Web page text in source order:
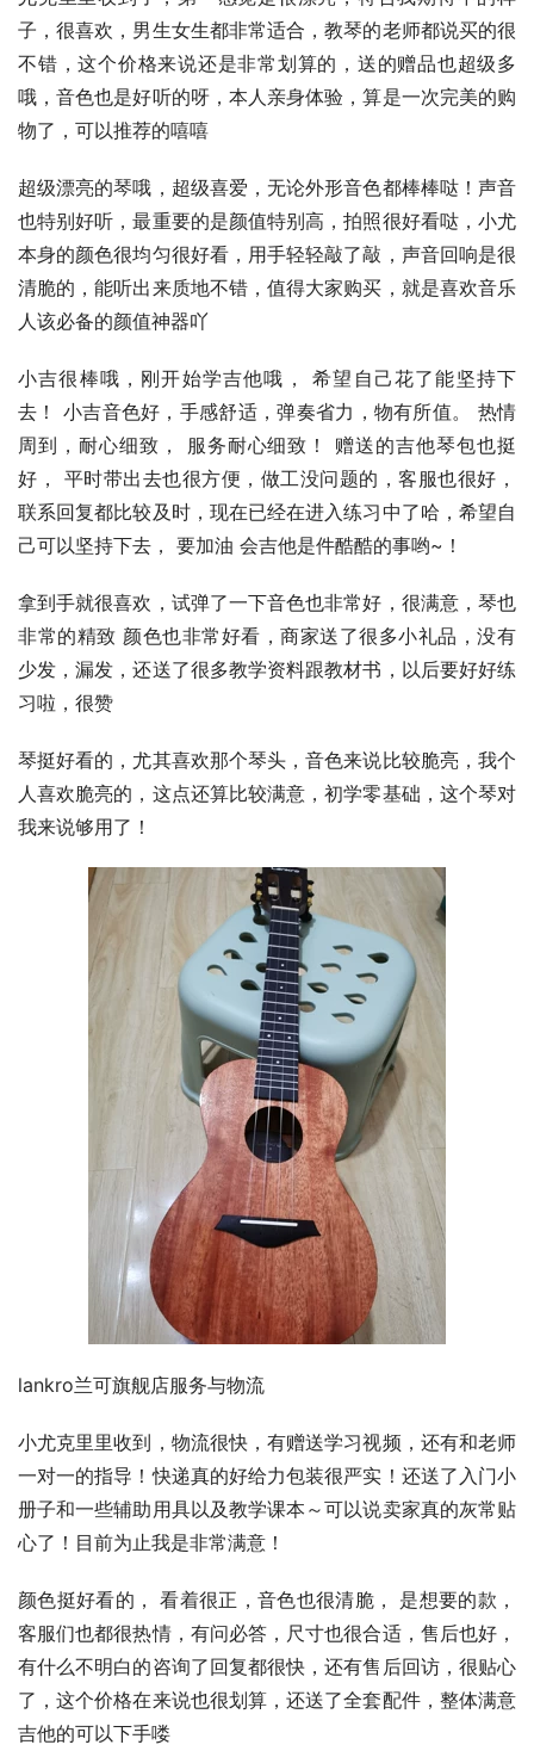
子，很喜欢，男生女生都非常适合，教琴的老师都说买的很
不错，这个价格来说还是非常划算的，送的赠品也超级多
哦，音色也是好听的呀，本人亲身体验，算是一次完美的购
物了，可以推荐的嘻嘻
超级漂亮的琴哦，超级喜爱，无论外形音色都棒棒哒！声音
也特别好听，最重要的是颜值特别高，拍照很好看哒，小尤
本身的颜色很均匀很好看，用手轻轻敲了敲，声音回响是很
清脆的，能听出来质地不错，值得大家购买，就是喜欢音乐
人该必备的颜值神器吖
小吉很棒哦，刚开始学吉他哦， 希望自己花了能坚持下
去！ 小吉音色好，手感舒适，弹奏省力，物有所值。 热情
周到，耐心细致， 服务耐心细致！ 赠送的吉他琴包也挺
好， 平时带出去也很方便，做工没问题的，客服也很好，
联系回复都比较及时，现在已经在进入练习中了哈，希望自
己可以坚持下去， 要加油 会吉他是件酷酷的事哟~！
拿到手就很喜欢，试弹了一下音色也非常好，很满意，琴也
非常的精致 颜色也非常好看，商家送了很多小礼品，没有
少发，漏发，还送了很多教学资料跟教材书，以后要好好练
习啦，很赞
琴挺好看的，尤其喜欢那个琴头，音色来说比较脆亮，我个
人喜欢脆亮的，这点还算比较满意，初学零基础，这个琴对
我来说够用了！
lankro兰可旗舰店服务与物流
小尤克里里收到，物流很快，有赠送学习视频，还有和老师
一对一的指导！快递真的好给力包装很严实！还送了入门小
册子和一些辅助用具以及教学课本～可以说卖家真的灰常贴
心了！目前为止我是非常满意！
颜色挺好看的， 看着很正，音色也很清脆， 是想要的款，
客服们也都很热情，有问必答，尺寸也很合适，售后也好，
有什么不明白的咨询了回复都很快，还有售后回访，很贴心
了，这个价格在来说也很划算，还送了全套配件，整体满意
吉他的可以下手喽